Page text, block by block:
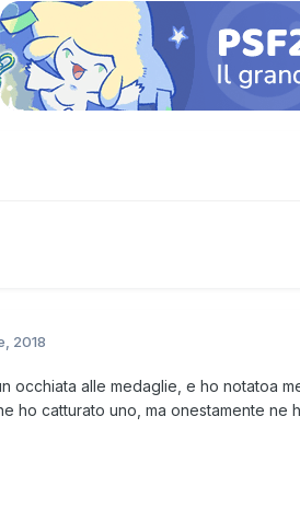
2018
occhiata alle medaglie, e ho notatoa
ho catturato uno, ma onestamente ne